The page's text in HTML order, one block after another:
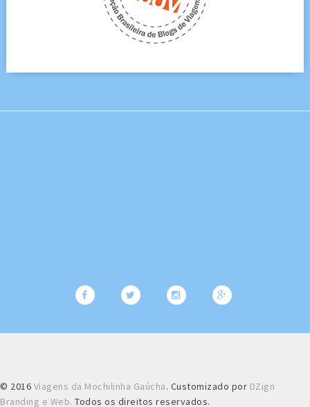
© 2016 Viagens da Mochilinha Gaúcha. Customizado por DZign
Branding e Web. Todos os direitos reservados.